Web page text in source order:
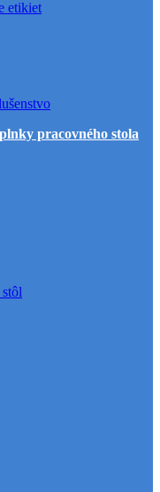
etikiet
pracovného stola